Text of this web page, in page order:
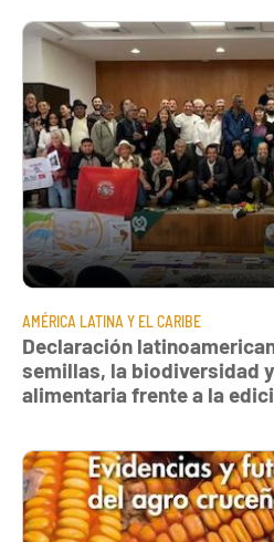
AMÉRICA LATINA Y EL CARIBE
Declaración
semillas, la biodiversidad
alimentaria frente a la